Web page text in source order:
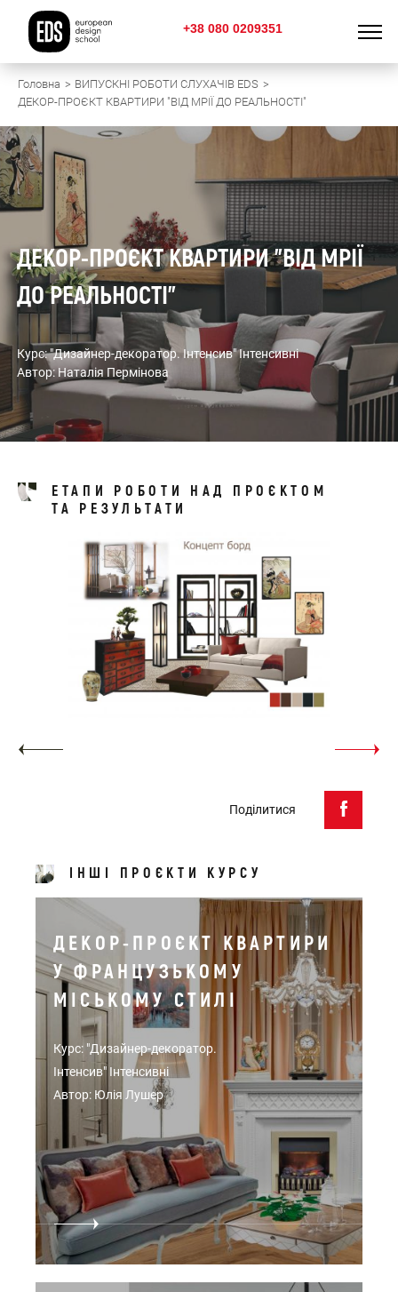
+38 080 0209351
Головна
ВИПУСКНІ РОБОТИ СЛУХАЧІВ EDS
ДЕКОР-ПРОЄКТ КВАРТИРИ "ВІД МРІЇ ДО РЕАЛЬНОСТІ"
ДЕКОР-ПРОЄКТ КВАРТИРИ "ВІД МРІЇ
ДО РЕАЛЬНОСТІ"
Курс: "Дизайнер-декоратор. Інтенсив" Інтенсивні
Автор: Наталія Пермінова
ЕТАПИ РОБОТИ НАД ПРОЄКТОМ
ТА РЕЗУЛЬТАТИ
Поділитися
ІНШІ ПРОЄКТИ КУРСУ
ДЕКОР-ПРОЄКТ КВАРТИРИ
У ФРАНЦУЗЬКОМУ
МІСЬКОМУ СТИЛІ
Курс: "Дизайнер-декоратор.
Інтенсив" Інтенсивні
Автор: Юлія Лушер